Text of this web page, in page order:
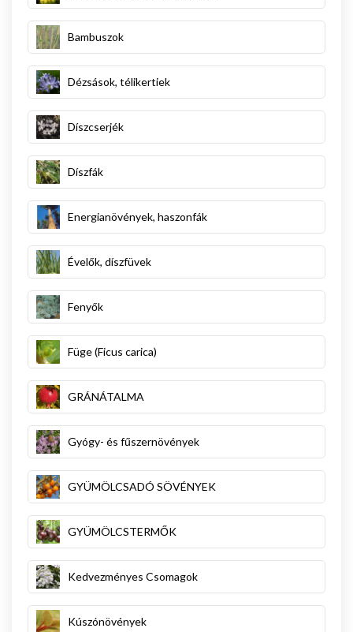
Bambuszok
Dézsások, télikertiek
Díszcserjék
Díszfák
Energianövények, haszonfák
Évelők, díszfüvek
Fenyők
Füge (Ficus carica)
GRÁNÁTALMA
Gyógy- és fűszernövények
GYÜMÖLCSADÓ SÖVÉNYEK
GYÜMÖLCSTERMŐK
Kedvezményes Csomagok
Kúszónövények